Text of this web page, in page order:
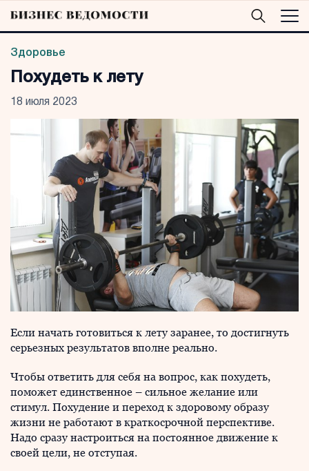
Здоровье
Похудеть к лету
18 июля 2023
Если начать готовиться к лету заранее, то достигнуть
серьезных результатов вполне реально.
Чтобы ответить для себя на вопрос, как похудеть,
поможет единственное – сильное желание или
стимул. Похудение и переход к здоровому образу
жизни не работают в краткосрочной перспективе.
Надо сразу настроиться на постоянное движение к
своей цели, не отступая.